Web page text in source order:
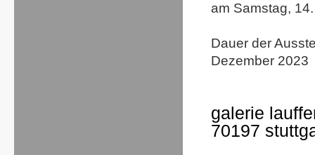
am Samstag,
Dauer der
Dezember 2023
galerie
70197